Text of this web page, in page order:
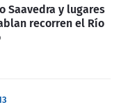
Saavedra y lugares
recorren el Río